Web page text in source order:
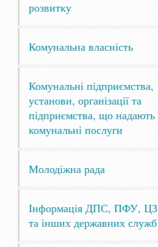
розвитку
Комунальна власність
Комунальні підприємства,
установи, організації та
підприємства, що надають
комунальні послуги
Молодіжна рада
Інформація ДПС, ПФУ, ЦЗ
та інших державних служб